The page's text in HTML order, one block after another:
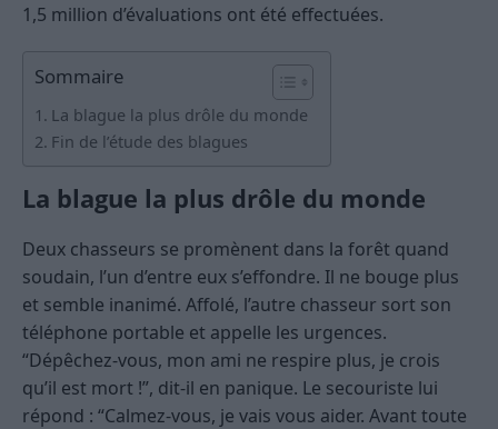
1,5 million d’évaluations ont été effectuées.
Sommaire
La blague la plus drôle du monde
Fin de l’étude des blagues
La blague la plus drôle du monde
Deux chasseurs se promènent dans la forêt quand
soudain, l’un d’entre eux s’effondre. Il ne bouge plus
et semble inanimé. Affolé, l’autre chasseur sort son
téléphone portable et appelle les urgences.
“Dépêchez-vous, mon ami ne respire plus, je crois
qu’il est mort !”, dit-il en panique. Le secouriste lui
répond : “Calmez-vous, je vais vous aider. Avant toute